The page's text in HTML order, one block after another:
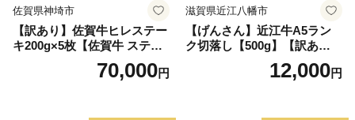
佐賀県神埼市
【訳あり】佐賀牛ヒレステー
キ200g×5枚【佐賀牛 ステー
キ ブランド肉 ヒレ肉 フィレ
肉 ジューシー ヘルシー】(H0
70,000円
滋賀県近江八幡市
【げんさん】近江牛A5ラン
ク切落し【500g】【訳あり】
12,000円